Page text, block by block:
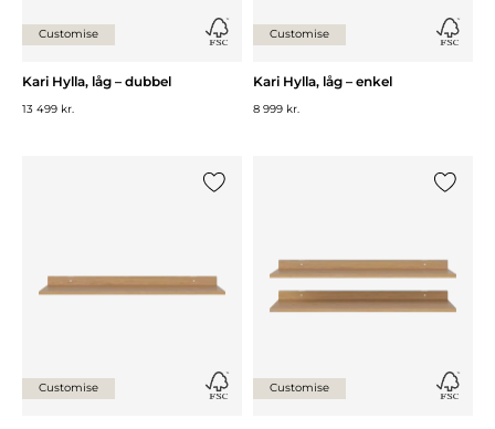
Customise
Kari Hylla, låg – dubbel
13 499 kr.
Customise
Kari Hylla, låg – enkel
8 999 kr.
Customise Customise